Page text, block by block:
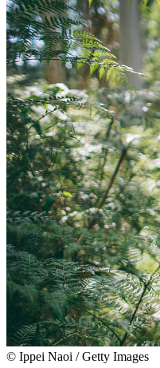
© Ippei Naoi / Getty Images